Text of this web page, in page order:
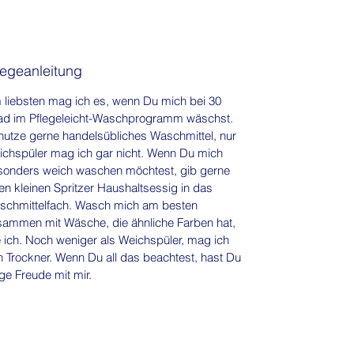
liebsten mag ich es, wenn Du mich bei 30
im Pflegeleicht-Waschprogramm wäschst.
gerne handelsübliches Waschmittel, nur
mag ich gar nicht. Wenn Du mich
weich waschen möchtest, gib gerne
kleinen Spritzer Haushaltsessig in das
Wasch mich am besten
mit Wäsche, die ähnliche Farben hat,
ich. Noch weniger als Weichspüler, mag ich
Trockner. Wenn Du all das beachtest, hast Du
Freude mit mir.